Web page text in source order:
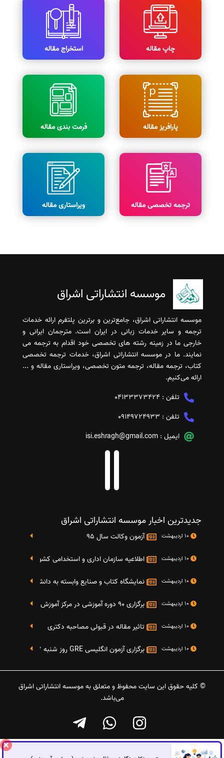
چاپ مقاله استخراج مقاله
پارافریز مقاله فرمت بندی مقاله
ترجمه تخصصی مقاله ویراستاری مقاله
موسسه انتشاراتی اشراق
موسسه انتشاراتی اشراق، جامع‌ترین و برترین پلتفرم ارائه خدمات
ترجمه و سایر خدمات زبانی در ایران است. مترجمان ایرانی و
خارجی ما در زمینه رشته های تخصصی خود اقدام به ترجمه می
نمایند. ما در موسسه انتشاراتی اشراق، خدمات ترجمه تخصصی
کتاب، ترجمه مقاله، ترجمه متون تخصصی، ویراستاری مقاله و ...
ارائه می‌کنیم.
تلفن : 04133373424
تلفن : 09149724933
ایمیل : isi.eshragh@gmail.com
جدیدترین اخبار موسسه انتشاراتی اشراق
آزمون وکالت سال 95
اطلاعیه سازمان اداری و استخدامی کشور در خصوص
نمایشگاه کتاب و صنایع وابسته به دانشگاه صنعتی شریف 4 الی 8 مهر
برگزاری 90 دوره آموزشی در مرکز آموزش فرهنگی دانشگاه علامه
تاثیر مقاله در قبولی مصاحبه دکتری
برگزاری آزمون انگلیسی GRE روز شنبه 27 شهریور(مقارن با 17 سپتامبر 2016)
© کلیه حقوق این سایت محفوظ و متعلق به موسسه انتشاراتی اشراق
می‌باشد.